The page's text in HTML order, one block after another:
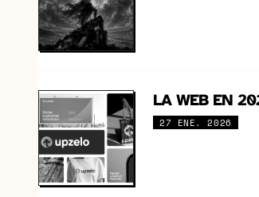
LA WEB EN
27 ENE. 2026